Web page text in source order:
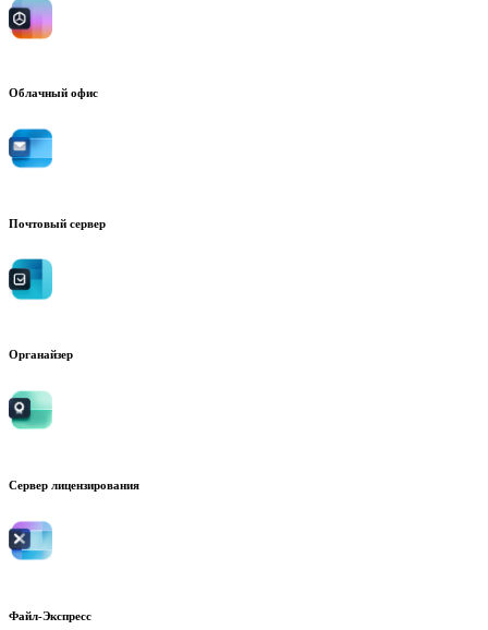
Облачный офис
Почтовый сервер
Органайзер
Сервер лицензирования
Файл-Экспресс